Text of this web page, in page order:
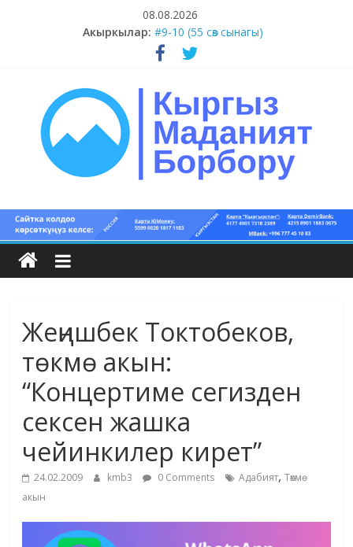
08.08.2026
Акыркылар: #9-10 (55 сөз сынагы)
#5-8 (55 сөз сынагы)
#1-4 (55 сөз сынагы)
#11-12 (55 сөз сынагы)
Кыргыз
маданият
Кыргыз
маданияты
жана
адабияты
Жеңишбек Токтобеков,
төкмө акын:
“Концертиме сегизден
сексен жашка
чейинкилер кирет”
24.02.2009 kmb3 0 Comments Адабият,Төкмө
акын